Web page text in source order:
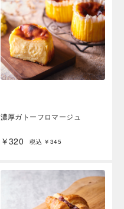
濃厚ガトーフロマージュ
￥320 税込 ￥345